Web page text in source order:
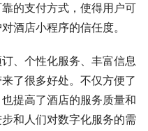
的支付方式，使得用户可
酒店小程序的信任度。
、个性化服务、丰富信息
了很多好处。不仅方便了
提高了酒店的服务质量和
和人们对数字化服务的需